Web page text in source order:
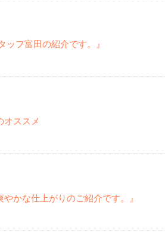
ッフ富田の紹介です。』
オススメ
やかな仕上がりのご紹介です。』